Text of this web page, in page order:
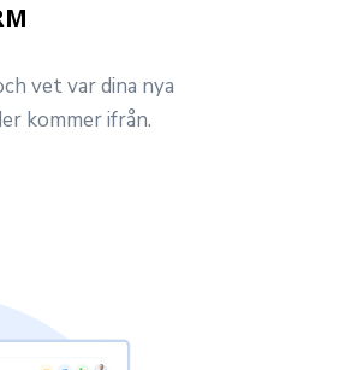
vet var dina nya
kommer ifrån.